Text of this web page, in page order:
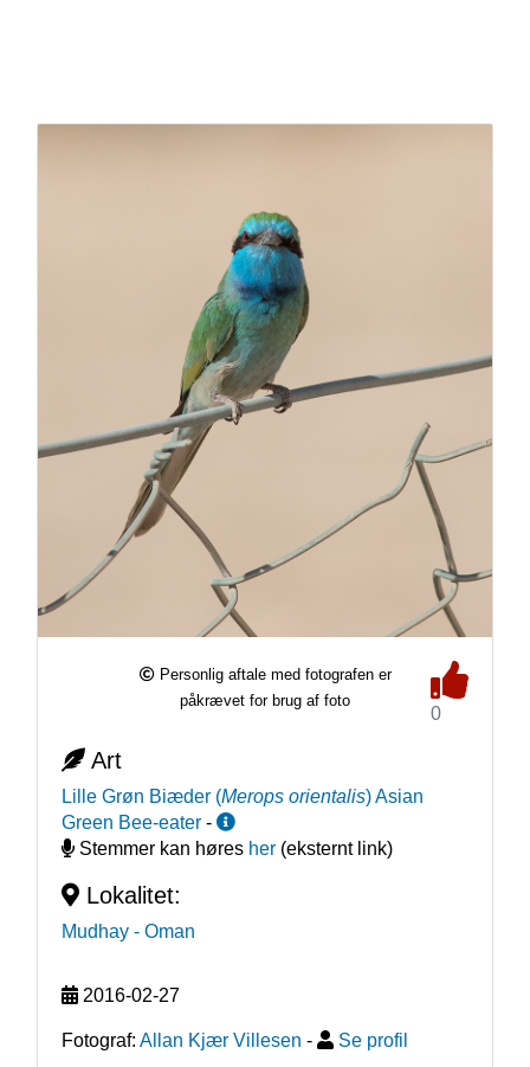
Personlig aftale med fotografen er
påkrævet for brug af foto
0
Art
Lille Grøn Biæder (Merops orientalis)Asian
Green Bee-eater -
Stemmer kan høres her(eksternt link)
Lokalitet:
Mudhay - Oman
2016-02-27
Fotograf: Allan Kjær Villesen - Se profil